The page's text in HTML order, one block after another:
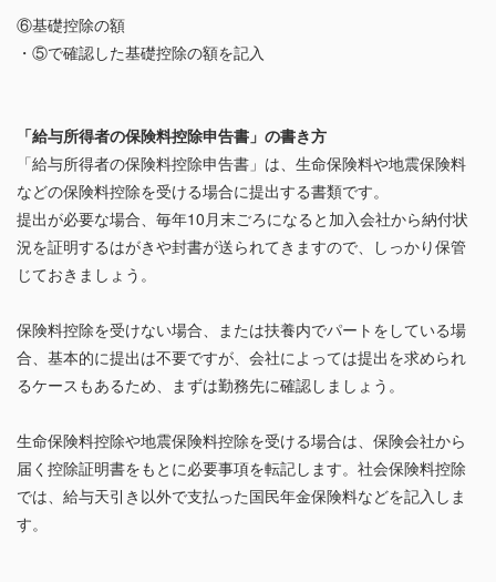
⑥基礎控除の額
・⑤で確認した基礎控除の額を記入
「給与所得者の保険料控除申告書」の書き方
「給与所得者の保険料控除申告書」は、生命保険料や地震保険料
などの保険料控除を受ける場合に提出する書類です。
提出が必要な場合、毎年10月末ごろになると加入会社から納付状
況を証明するはがきや封書が送られてきますので、しっかり保管
じておきましょう。
保険料控除を受けない場合、または扶養内でパートをしている場
合、基本的に提出は不要ですが、会社によっては提出を求められ
るケースもあるため、まずは勤務先に確認しましょう。
生命保険料控除や地震保険料控除を受ける場合は、保険会社から
届く控除証明書をもとに必要事項を転記します。社会保険料控除
では、給与天引き以外で支払った国民年金保険料などを記入しま
す。